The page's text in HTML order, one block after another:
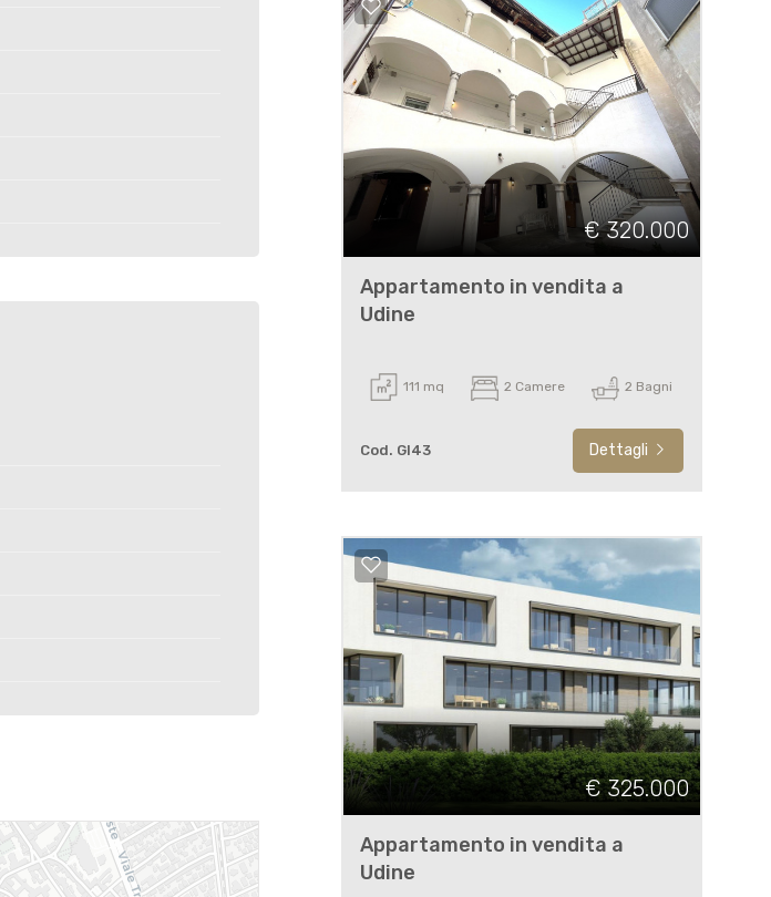
€ 320.000
Appartamento in vendita a
Udine
111 mq 2 Camere 2 Bagni
Cod. GI43 Dettagli
€ 325.000
Appartamento in vendita a
Udine